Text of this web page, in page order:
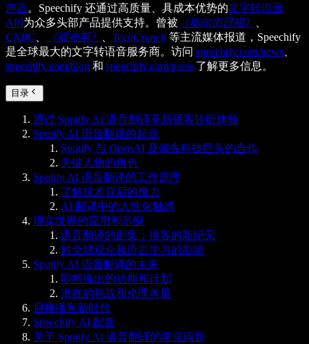
声器。Speechify 还通过高质量、具成本优势的文字转语音
API为众多头部产品提供支持。曾被 《华尔街日报》
CNBC
《福布斯》 TechCrunch 等主流媒体报道，Speechify
是全球最大的文字转语音服务商。访问 speechify.com/news
speechify.com/blog 和 speechify.com/press 了解更多信息。
目录
通过 Spotify AI 语音翻译革新播客聆听体验
Spotify AI 语音翻译的起源
Spotify 与 OpenAI 及领先科技巨头的合作
关键人物的角色
Spotify AI 语音翻译的工作原理
了解技术背后的魔力
AI 翻译中的人性化触感
现实世界的应用和示例
语音翻译的剧集：播客的新纪元
对全球观众和语言学习的影响
Spotify AI 语音翻译的未来
即将推出的功能和计划
潜在的挑战和伦理考量
迎接播客新时代
Speechify AI 配音
关于 Spotify AI 语音翻译的常见问题